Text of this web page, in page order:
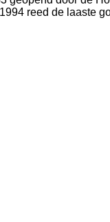
reed de laaste